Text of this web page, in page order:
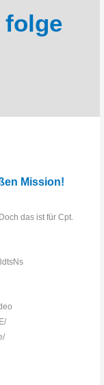
Mission!
das ist für Cpt.